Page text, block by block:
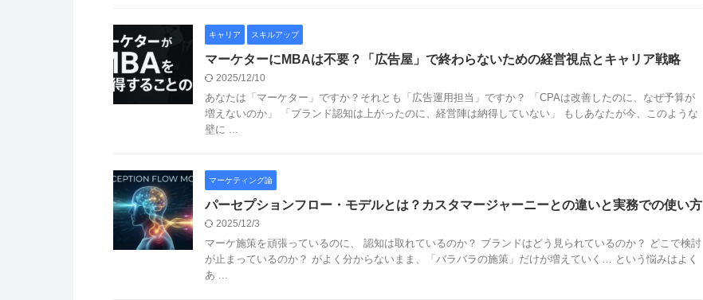
キャリア スキルアップ
マーケターにMBAは不要？「広告屋」で終わらないための経営視点とキャリア戦略
2025/12/10
あなたは「マーケター」ですか？それとも「広告運用担当」ですか？ 「CPAは改善したのに、なぜ予算が
増えないのか」 「ブランド認知は上がったのに、経営陣は納得していない」 もしあなたが今、このような
壁に ...
マーケティング論
パーセプションフロー・モデルとは？カスタマージャーニーとの違いと実務での使い方
2025/12/3
マーケ施策を頑張っているのに、 認知は取れているのか？ ブランドはどう見られているのか？ どこで検討
が止まっているのか？ がよく分からないまま、「バラバラの施策」だけが増えていく… という悩みはよく
あ ...